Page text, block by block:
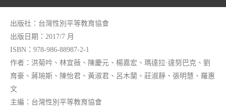
庭
鬥
陣
行：
偏
鄉
巡
迴
出版社：台灣性別平等教育協會
出版日期：2017/7 月
ISBN：978-986-88987-2-1
作者：洪菊吟、林宜薇、陳慶元、楊嘉宏、瑪達拉·達努巴克、劉
育豪、蔣琬斯、陳怡君、黃淑君、呂木蘭、莊淑靜、張明慧、羅惠
文
主編：台灣性別平等教育協會